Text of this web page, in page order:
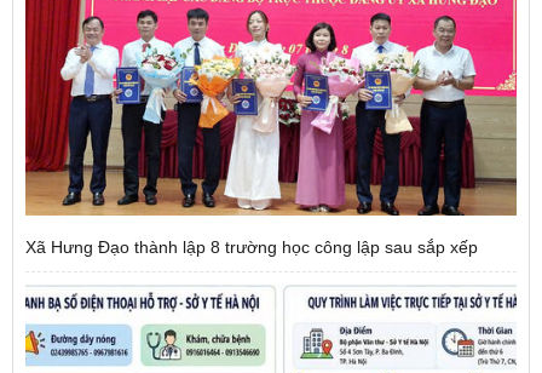
Xã Hưng Đạo thành lập 8 trường học công lập sau sắp xếp